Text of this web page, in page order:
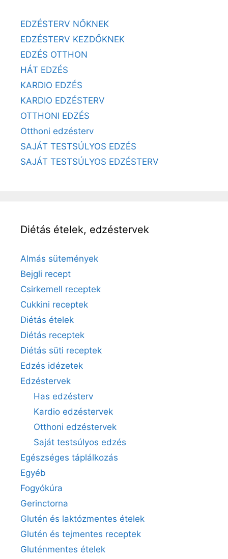
EDZÉSTERV NŐKNEK
EDZÉSTERV KEZDŐKNEK
EDZÉS OTTHON
HÁT EDZÉS
KARDIO EDZÉS
KARDIO EDZÉSTERV
OTTHONI EDZÉS
Otthoni edzésterv
SAJÁT TESTSÚLYOS EDZÉS
SAJÁT TESTSÚLYOS EDZÉSTERV
Diétás ételek, edzéstervek
Almás sütemények
Bejgli recept
Csirkemell receptek
Cukkini receptek
Diétás ételek
Diétás receptek
Diétás süti receptek
Edzés idézetek
Edzéstervek
Has edzésterv
Kardio edzéstervek
Otthoni edzéstervek
Saját testsúlyos edzés
Egészséges táplálkozás
Egyéb
Fogyókúra
Gerinctorna
Glutén és laktózmentes ételek
Glutén és tejmentes receptek
Gluténmentes ételek